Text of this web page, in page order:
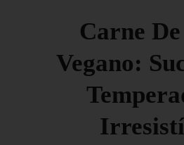
Carne
Vegano: